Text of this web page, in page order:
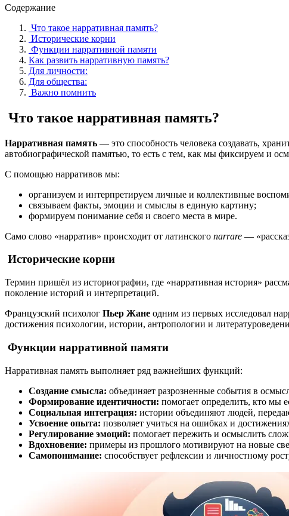
Содержание
Что такое нарративная память?
Исторические корни
Функции нарративной памяти
Как развить нарративную память?
Для личности:
Для общества:
Важно помнить
Что такое нарративная память?
Нарративная память — это способность человека создавать,
автобиографической памятью, то есть с тем, как мы фиксируем и
С помощью нарративов мы:
организуем и интерпретируем личные и коллективные
связываем факты, эмоции и смыслы в единую картину;
формируем понимание себя и своего места в мире.
Само слово «нарратив» происходит от латинского narrare —
Исторические корни
Термин пришёл из историографии, где «нарративная история»
поколение историй и интерпретаций.
Французский психолог Пьер Жане одним из первых исследовал
достижения психологии, истории, антропологии и
Функции нарративной памяти
Нарративная память выполняет ряд важнейших функций:
Создание смысла: объединяет разрозненные события в
Формирование идентичности: помогает определить, кто мы
Социальная интеграция: истории объединяют людей,
Усвоение опыта: позволяет учиться на ошибках и
Регулирование эмоций: помогает пережить и осмыслить
Вдохновение: примеры из прошлого мотивируют на новые
Самопонимание: способствует рефлексии и личностному